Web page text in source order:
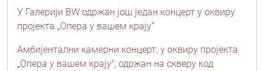
У Галерији BW одржан још један концерт у оквиру
пројекта „Опера у вашем крају“
Амбијентални камерни концерт, у оквиру пројекта
„Опера у вашем крају", одржан на скверу код